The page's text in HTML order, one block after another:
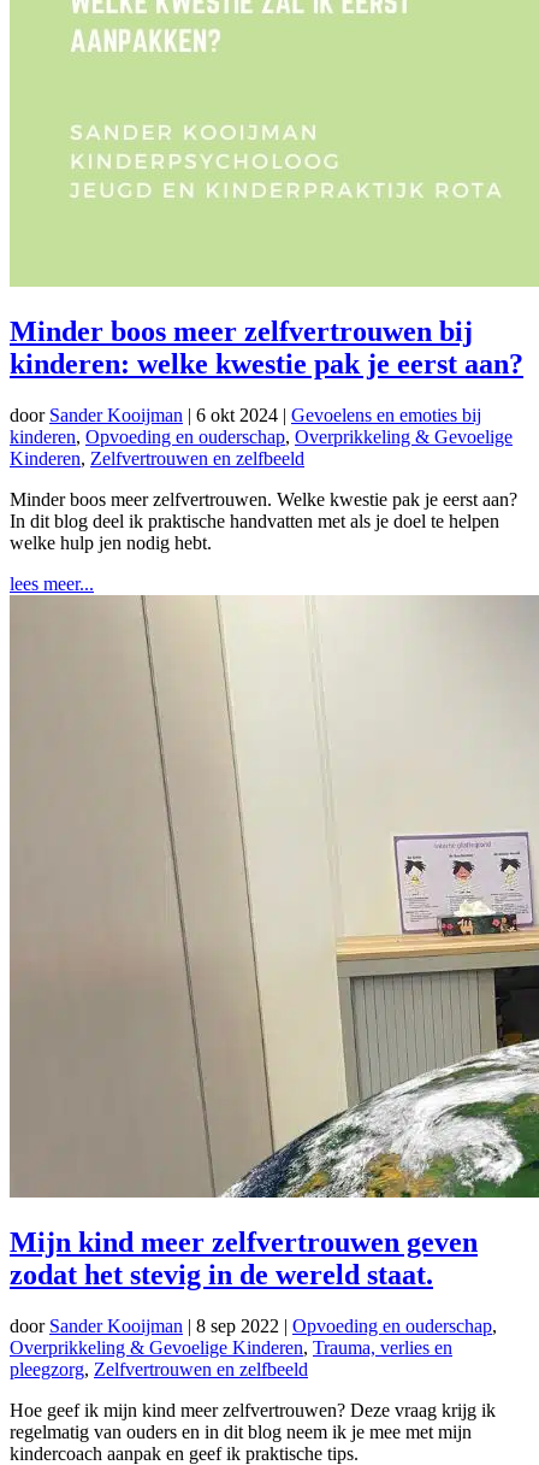
Minder boos meer zelfvertrouwen bij
kinderen: welke kwestie pak je eerst aan?
door Sander Kooijman | 6 okt 2024 | Gevoelens en emoties bij
kinderen, Opvoeding en ouderschap, Overprikkeling & Gevoelige
Kinderen, Zelfvertrouwen en zelfbeeld
Minder boos meer zelfvertrouwen. Welke kwestie pak je eerst aan?
In dit blog deel ik praktische handvatten met als je doel te helpen
welke hulp jen nodig hebt.
lees meer...
Mijn kind meer zelfvertrouwen geven
zodat het stevig in de wereld staat.
door Sander Kooijman | 8 sep 2022 | Opvoeding en ouderschap,
Overprikkeling & Gevoelige Kinderen, Trauma, verlies en
pleegzorg, Zelfvertrouwen en zelfbeeld
Hoe geef ik mijn kind meer zelfvertrouwen? Deze vraag krijg ik
regelmatig van ouders en in dit blog neem ik je mee met mijn
kindercoach aanpak en geef ik praktische tips.